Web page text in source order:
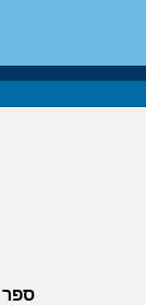
ספר